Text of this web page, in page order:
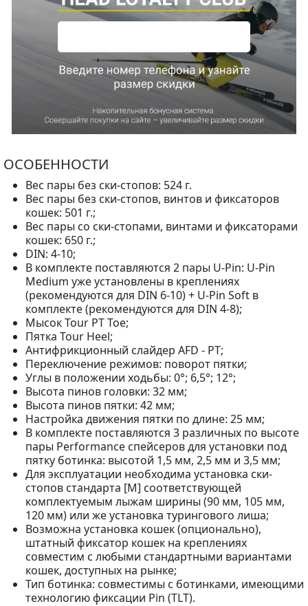
ОСОБЕННОСТИ
Вес пары без ски-стопов: 524 г.
Вес пары без ски-стопов, винтов и фиксаторов
кошек: 501 г.;
Вес пары со ски-стопами, винтами и фиксаторами
кошек: 650 г.;
DIN: 4-10;
В комплекте поставляются 2 пары U-Pin: U-Pin
Medium уже установлены в креплениях
(рекомендуются для DIN 6-10) + U-Pin Soft в
комплекте (рекомендуются для DIN 4-8);
Мысок Tour PT Toe;
Пятка Tour Heel;
Антифрикционный слайдер AFD - PT;
Переключение режимов: поворот пятки;
Углы в положении ходьбы: 0°; 6,5°; 12°;
Высота пинов головки: 32 мм;
Высота пинов пятки: 42 мм;
Настройка движения пятки по длине: 25 мм;
В комплекте поставляются 3 различных по высоте
пары Performance спейсеров для установки под
пятку ботинка: высотой 1,5 мм, 2,5 мм и 3,5 мм;
Для эксплуатации необходима установка ски-
стопов стандарта [M] соответствующей
комплектуемым лыжам ширины (90 мм, 105 мм,
120 мм) или же установка турингового лиша;
Возможна установка кошек (опционально),
штатный фиксатор кошек на креплениях
совместим с любыми стандартными вариантами
кошек, доступных на рынке;
Тип ботинка: совместимы с ботинками, имеющими
технологию фиксации Pin (TLT).